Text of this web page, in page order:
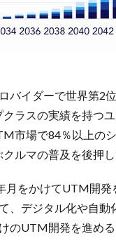
バイダーで世界第2
ラスの実績を持つ
市場で84％以上の
ルマの普及を後押し
をかけてUTM開発
、デジタル化や自
のUTM開発を進める